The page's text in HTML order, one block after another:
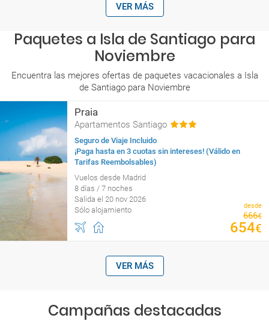
VER MÁS
Paquetes a Isla de Santiago para
Noviembre
Encuentra las mejores ofertas de paquetes vacacionales a Isla
de Santiago para Noviembre
Praia
Apartamentos Santiago
Seguro de Viaje Incluido
¡Paga hasta en 3 cuotas sin intereses! (Válido en
Tarifas Reembolsables)
Vuelos desde Madrid
8 días / 7 noches
Salida el 20 nov 2026
Sólo alojamiento
desde
666€
654€
VER MÁS
Campañas destacadas